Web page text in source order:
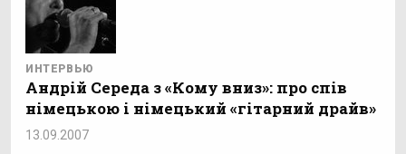
ИНТЕРВЬЮ
Андрій Середа з «Кому вниз»: про спів
німецькою і німецький «гітарний драйв»
13.09.2007